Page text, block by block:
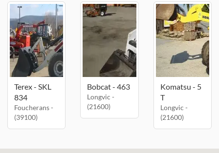
Terex - SKL
834
Foucherans -
(39100)
Bobcat - 463
Longvic -
(21600)
Komatsu - 5
T
Longvic -
(21600)